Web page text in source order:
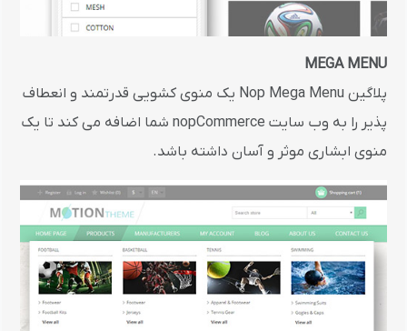
MEGA MENU
پلاگین Nop Mega Menu یک منوی کشویی قدرتمند و انعطاف
پذیر را به وب سایت nopCommerce شما اضافه می کند تا یک
منوی ابشاری موثر و آسان داشته باشد.